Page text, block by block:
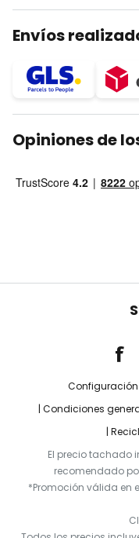
Envíos
Opiniones de
Condiciones
El precio tachado
recomendado
*Promoción válida en